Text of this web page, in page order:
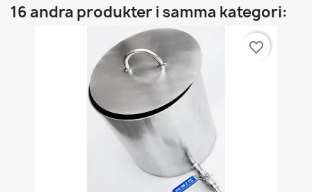
16 andra produkter i samma kategori:
favorite_border